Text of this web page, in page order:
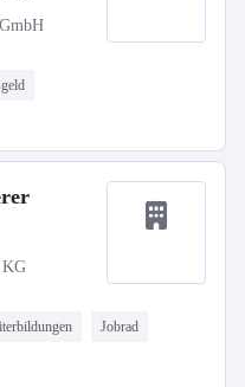
KG
Jobrad